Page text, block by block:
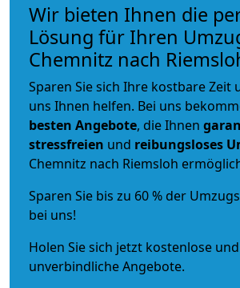
Wir bieten Ihnen die
Lösung für Ihren
Chemnitz nach
Sparen Sie sich Ihre kostbare Zeit
uns Ihnen helfen. Bei uns
besten Angebote, die Ihnen
stressfreien und reibungsloses
Chemnitz nach Riemsloh
Sparen Sie bis zu 60 % der
bei uns!
Holen Sie sich jetzt kostenlose und
unverbindliche Angebote.